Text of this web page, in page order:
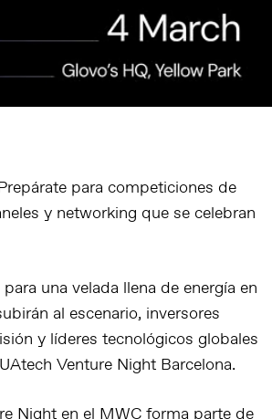
para competiciones de
y networking que se celebran
una velada llena de energía en
al escenario, inversores
y líderes tecnológicos globales
UAtech Venture Night Barcelona.
Night en el MWC forma parte de